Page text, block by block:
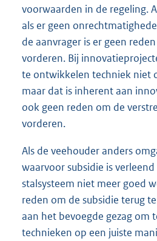
voorwaarden in de regeling.
als er geen
de aanvrager is er geen
vorderen. Bij
te ontwikkelen techniek niet
maar dat is inherent aan
ook geen reden om de
vorderen.
Als de veehouder anders
waarvoor subsidie is
stalsysteem niet meer goed
reden om de subsidie terug
aan het bevoegde gezag om
technieken op een juiste